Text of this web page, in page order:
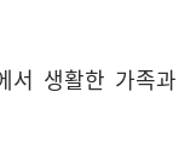
서 생활한 가족과